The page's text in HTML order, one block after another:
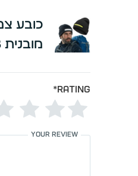
מובנית 3W COB . דגם 5375
Rating
*
Your review